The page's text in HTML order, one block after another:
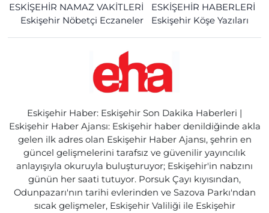
ESKİŞEHİR NAMAZ VAKİTLERİ
ESKİŞEHİR HABERLERİ
Eskişehir Nöbetçi Eczaneler
Eskişehir Köşe Yazıları
Eskişehir Haber: Eskişehir Son Dakika Haberleri |
Eskişehir Haber Ajansı: Eskişehir haber denildiğinde akla
gelen ilk adres olan Eskişehir Haber Ajansı, şehrin en
güncel gelişmelerini tarafsız ve güvenilir yayıncılık
anlayışıyla okuruyla buluşturuyor; Eskişehir'in nabzını
günün her saati tutuyor. Porsuk Çayı kıyısından,
Odunpazarı'nın tarihi evlerinden ve Sazova Parkı'ndan
sıcak gelişmeler, Eskişehir Valiliği ile Eskişehir